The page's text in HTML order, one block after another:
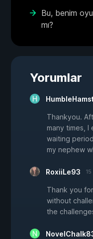
Bu, benim
mı?
Yorumlar
Thankyou.
many times,
waiting
my nephew
RoxiiLe93 15
Thank you
without
the